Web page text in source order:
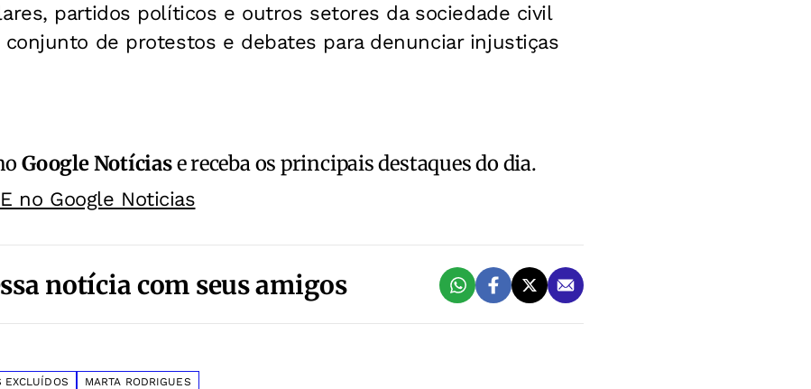
partidos políticos e outros setores da sociedade civil
conjunto de protestos e debates para denunciar injustiças
Google Notíciase receba os principais destaques do dia.
no Google Noticias
notícia com seus amigos
EXCLUÍDOS MARTA RODRIGUES